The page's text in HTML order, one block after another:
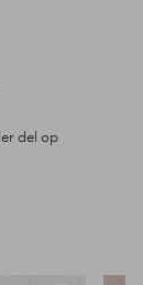
del op